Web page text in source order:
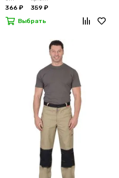
366 ₽
359 ₽
Выбрать